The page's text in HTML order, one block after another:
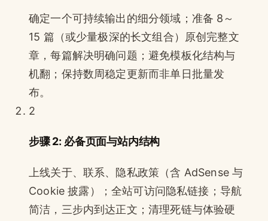
确定一个可持续输出的细分领域；准备 8～
15 篇（或少量极深的长文组合）原创完整文
章，每篇解决明确问题；避免模板化结构与
机翻；保持数周稳定更新而非单日批量发
布。
2
步骤 2: 必备页面与站内结构
上线关于、联系、隐私政策（含 AdSense 与
Cookie 披露）；全站可访问隐私链接；导航
简洁，三步内到达正文；清理死链与体验硬